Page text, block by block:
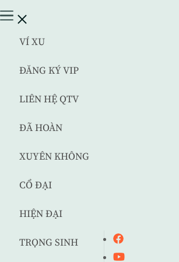
VÍ XU
ĐĂNG KÝ VIP
LIÊN HỆ QTV
ĐÃ HOÀN
XUYÊN KHÔNG
CỔ ĐẠI
HIỆN ĐẠI
TRỌNG SINH